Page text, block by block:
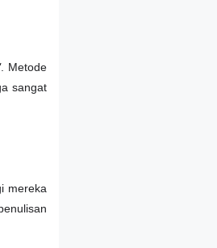
. Metode
sangat
mereka